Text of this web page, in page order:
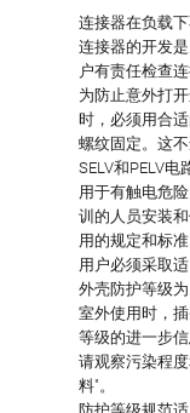
连接器在负载
连接器的开发
户有责任检查
为防止意外打
时，必须用合
螺纹固定。这不
SELV和PELV电
用于有触电危
训的人员安装
用的规定和标准
用户必须采取
外壳防护等级
室外使用时，
等级的进一步
请观察污染程
料"。